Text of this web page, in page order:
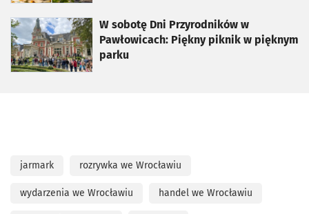
W sobotę Dni Przyrodników w
Pawłowicach: Piękny piknik w pięknym
parku
otworzy się w nowej karcie
jarmark rozrywka we Wrocławiu
wydarzenia we Wrocławiu handel we Wrocławiu